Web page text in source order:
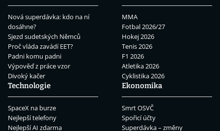
Nová superdávka: kdo na ní
dosáhne?
Sjezd sudetských Němců
Proč vláda zavádí EET?
Padni komu padni
Výpověď z práce vzor
Divoký kačer
MMA
Fotbal 2026/27
Hokej 2026
Tenis 2026
F1 2026
Atletika 2026
Cyklistika 2026
Technologie
SpaceX na burze
Nejlepší telefony
Nejlepší AI zdarma
Ekonomika
Smrt OSVČ
Spořicí účty
Superdávka – změny